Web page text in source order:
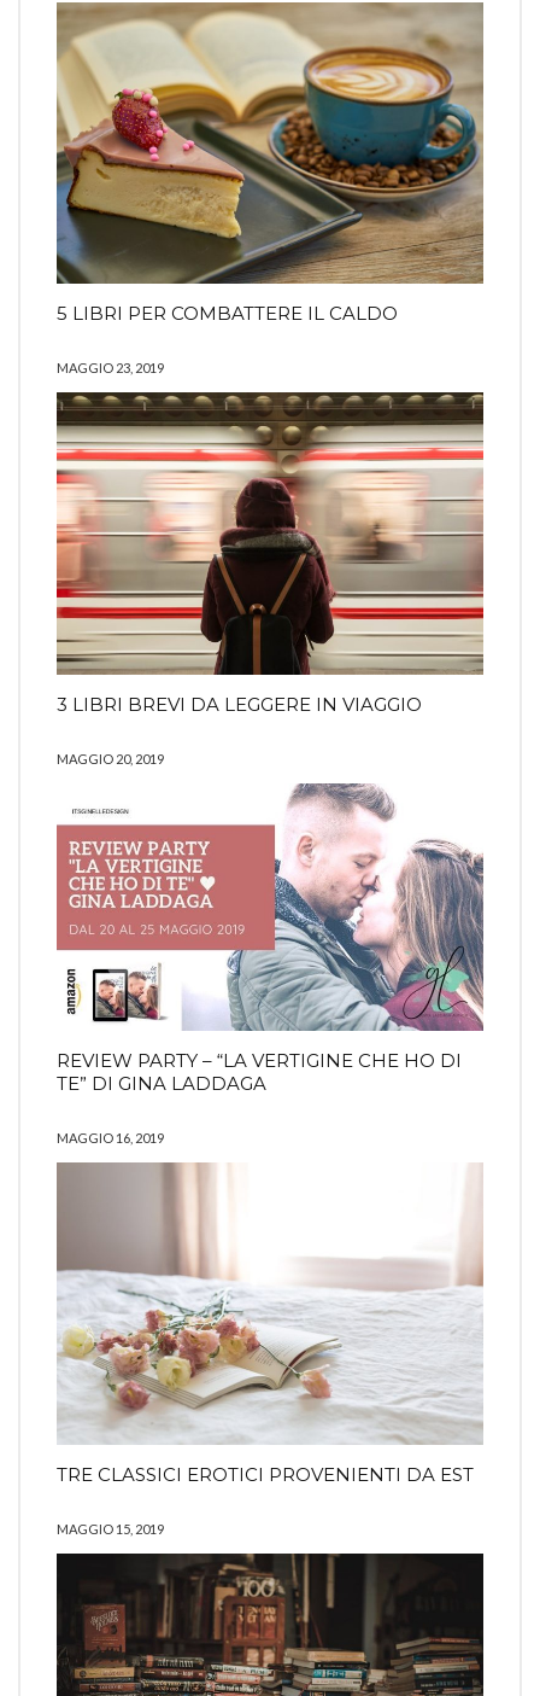
5 LIBRI PER COMBATTERE IL CALDO
MAGGIO 23, 2019
3 LIBRI BREVI DA LEGGERE IN VIAGGIO
MAGGIO 20, 2019
REVIEW PARTY – “LA VERTIGINE CHE HO DI
TE” DI GINA LADDAGA
MAGGIO 16, 2019
TRE CLASSICI EROTICI PROVENIENTI DA EST
MAGGIO 15, 2019